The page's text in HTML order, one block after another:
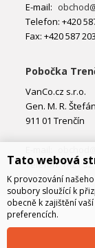
E-mail:
Telefon: +420
Fax: +420 587
Pobočka
VanCo.cz s.r.o.
Gen. M. R.
911 01 Trenčín
Telefon: +421 32
Tato webová
K provozování
soubory sloužící k
obecně k zajištění
preferencích.